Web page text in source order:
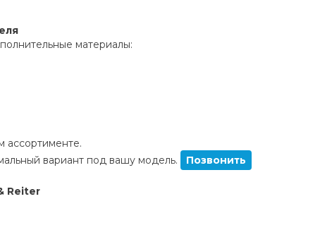
материалы:
ассортименте.
вариант под вашу модель.
Позвонить
Reiter